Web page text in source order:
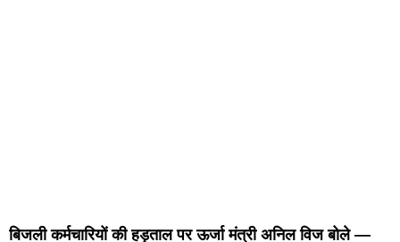
बिजली कर्मचारियों की हड़ताल पर ऊर्जा मंत्री अनिल विज बोले —